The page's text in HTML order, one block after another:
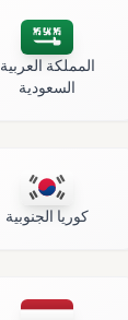
المملكة العربية
السعودية
كوريا الجنوبية